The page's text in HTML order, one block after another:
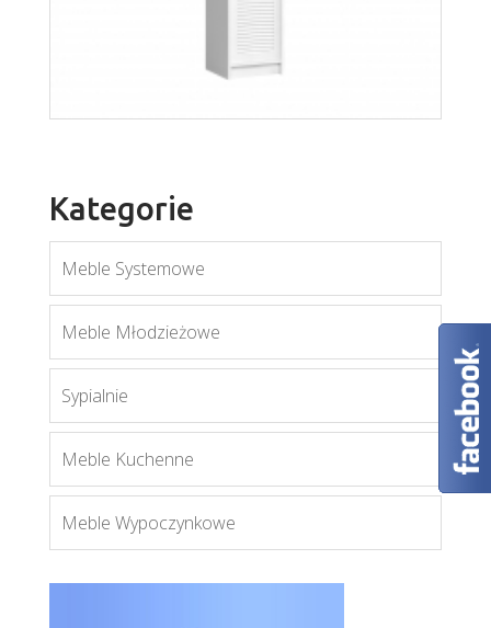
Aspen SD
Więcej
Kategorie
Meble Systemowe
Meble Młodzieżowe
Sypialnie
Meble Kuchenne
Meble Wypoczynkowe